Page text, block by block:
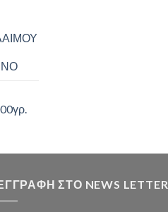
ΣΤΟ NEWS LETTER